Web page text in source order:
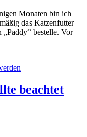
Monaten bin ich
das Katzenfutter
bestelle. Vor
beachtet